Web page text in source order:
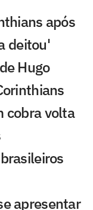
após
deitou'
Hugo
cobra volta
apresentar